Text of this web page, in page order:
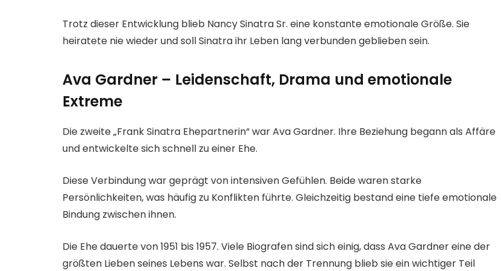
Trotz dieser Entwicklung blieb Nancy Sinatra Sr. eine konstante emotionale Größe. Sie
heiratete nie wieder und soll Sinatra ihr Leben lang verbunden geblieben sein.
Ava Gardner – Leidenschaft, Drama und emotionale
Extreme
Die zweite „Frank Sinatra Ehepartnerin“ war Ava Gardner. Ihre Beziehung begann als Affäre
und entwickelte sich schnell zu einer Ehe.
Diese Verbindung war geprägt von intensiven Gefühlen. Beide waren starke
Persönlichkeiten, was häufig zu Konflikten führte. Gleichzeitig bestand eine tiefe emotionale
Bindung zwischen ihnen.
Die Ehe dauerte von 1951 bis 1957. Viele Biografen sind sich einig, dass Ava Gardner eine der
größten Lieben seines Lebens war. Selbst nach der Trennung blieb sie ein wichtiger Teil